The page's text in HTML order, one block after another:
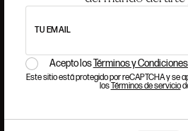
TU EMAIL
Acepto losTérminos y Condiciones
Este sitio está protegido por reCAPTCHA y se
losTérminos de servicio
PREGUNTAS FRECUENTES
CONTACTO